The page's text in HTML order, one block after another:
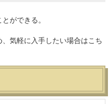
ができる。
気軽に入手したい場合はこち